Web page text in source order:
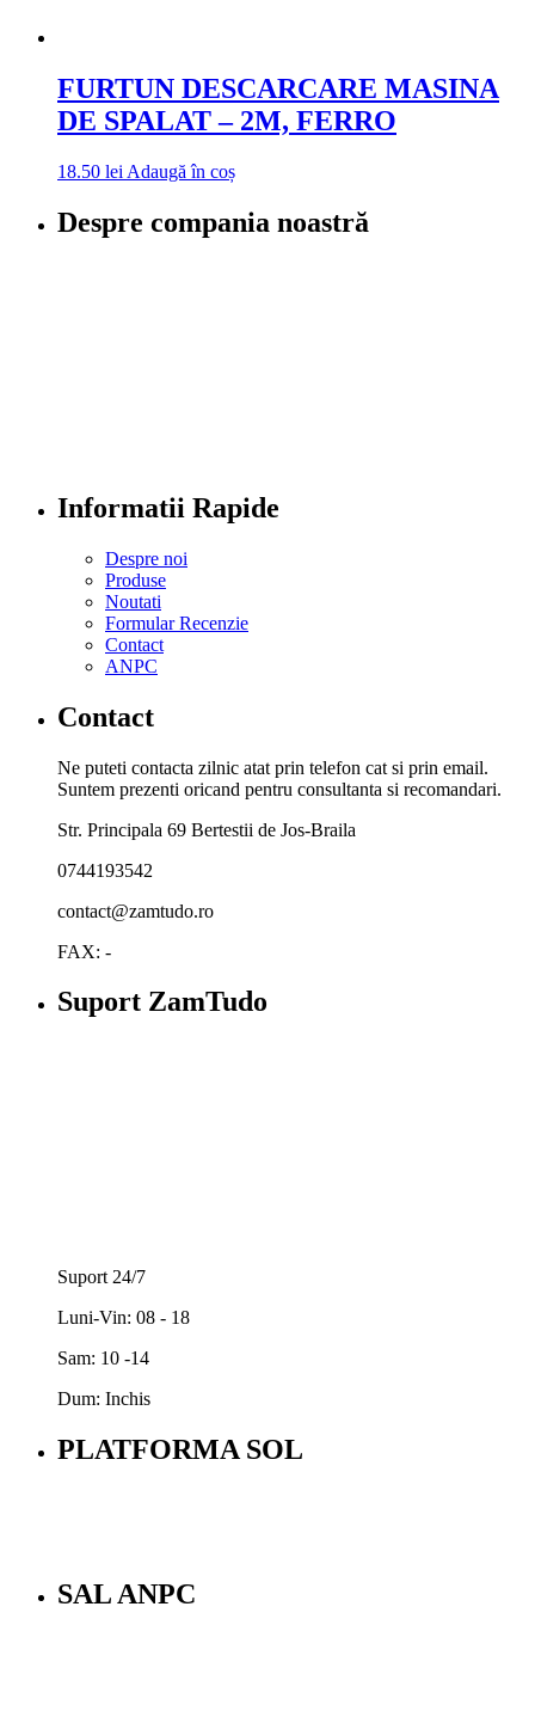
FURTUN DESCARCARE MASINA
DE SPALAT – 2M, FERRO
18.50 lei Adaugă în coș
Despre compania noastră
Informatii Rapide
Despre noi
Produse
Noutati
Formular Recenzie
Contact
ANPC
Contact
Ne puteti contacta zilnic atat prin telefon cat si prin email.
Suntem prezenti oricand pentru consultanta si recomandari.
Str. Principala 69 Bertestii de Jos-Braila
0744193542
contact@zamtudo.ro
FAX: -
Suport ZamTudo
Suport 24/7
Luni-Vin: 08 - 18
Sam: 10 -14
Dum: Inchis
PLATFORMA SOL
SAL ANPC